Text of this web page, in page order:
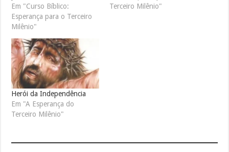
Em "Curso Bíblico:
Esperança para o Terceiro
Milênio"
Terceiro Milênio"
Herói da Independência
Em "A Esperança do
Terceiro Milênio"